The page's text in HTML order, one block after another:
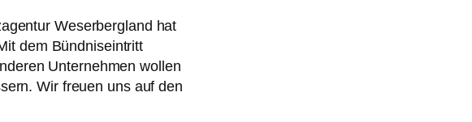
Weserbergland hat
dem Bündniseintritt
Unternehmen wollen
Wir freuen uns auf den